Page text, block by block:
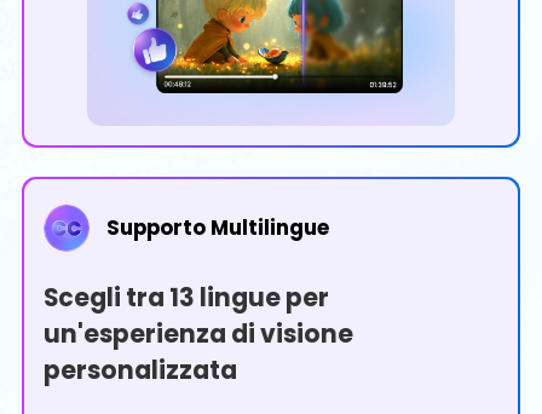
Supporto Multilingue
Scegli tra 13 lingue per
un'esperienza di visione
personalizzata